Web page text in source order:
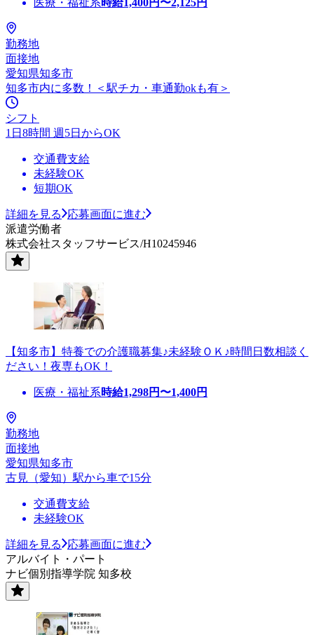
勤務地
面接地
愛知県知多市
知多市内に多数！＜駅チカ・車通勤okも有＞
シフト
1日8時間 週5日からOK
交通費支給
未経験OK
短期OK
詳細を見る
応募画面に進む
派遣労働者
株式会社スタッフサービス/H10245946
【知多市】特養での介護職募集♪未経験ＯＫ♪時間日数相談く
ださい！夜専もOK！
医療・福祉系時給1,298円〜1,400円
勤務地
面接地
愛知県知多市
古見（愛知）駅から車で15分
交通費支給
未経験OK
詳細を見る
応募画面に進む
アルバイト・パート
ナビ個別指導学院 知多校